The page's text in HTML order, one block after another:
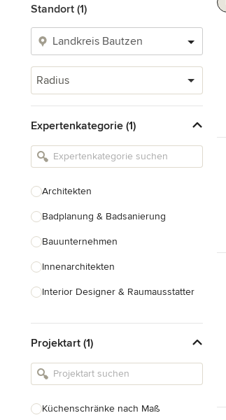
Standort (1)
Radius
Expertenkategorie (1)
Architekten
Badplanung & Badsanierung
Bauunternehmen
Innenarchitekten
Interior Designer & Raumausstatter
Landschaftsarchitekten
Armaturen & Sanitärbedarf
Projektart (1)
Küchenschränke nach Maß